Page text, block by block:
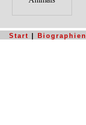
Start Biographien